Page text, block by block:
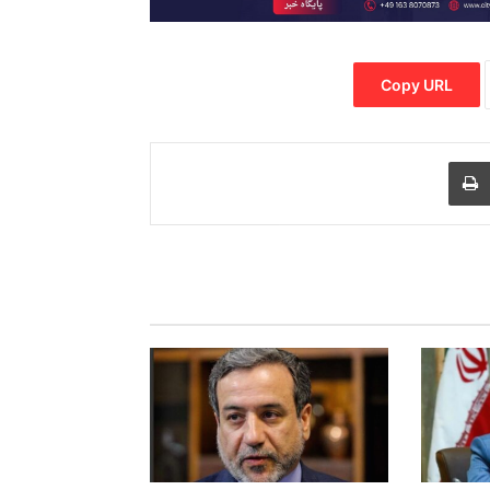
Copy URL
Share
Print